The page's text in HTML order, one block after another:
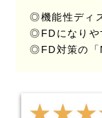
◎機能性ディ
◎FDになりや
◎FD対策の「